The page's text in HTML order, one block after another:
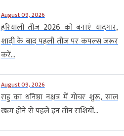
August 09, 2026
हरियाली तीज 2026 को बनाएं यादगार,
शादी के बाद पहली तीज पर कपल्स जरूर
करें...
August 09, 2026
राहु का धनिष्ठा नक्षत्र में गोचर शुरू, साल
खत्म होने से पहले इन तीन राशियों...